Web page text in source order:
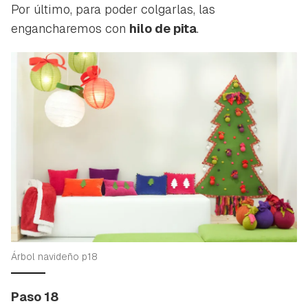
Por último, para poder colgarlas, las
engancharemos con hilo de pita.
Árbol navideño p18
Paso 18